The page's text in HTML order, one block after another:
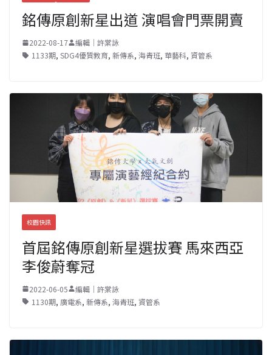
銘傳原創新星出道 演唱會門票開賣
2022-08-17
編輯｜許棠詠
1133期, SDG4優質教育, 新傳系, 海青班, 華藝科, 資管系
校園快訊
首屆銘傳原創新星選拔賽 馬來西亞
李俊蔚奪冠
2022-06-05
編輯｜許棠詠
1130期, 廣電系, 新傳系, 海青班, 資管系